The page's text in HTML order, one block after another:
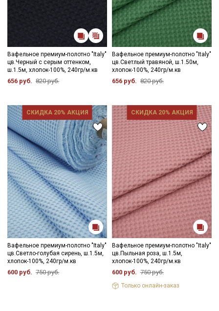
Вафельное премиум-полотно "Italy"
цв.Черный с серым оттенком,
ш.1.5м, хлопок-100%, 240гр/м.кв
656 руб. 820 руб.
Вафельное премиум-полотно "Italy"
цв.Светлый травяной, ш.1.50м,
хлопок-100%, 240гр/м.кв
656 руб. 820 руб.
СКИДКА 20% АКЦИЯ
Вафельное премиум-полотно "Italy"
цв.Светло-голубая сирень, ш.1.5м,
хлопок-100%, 240гр/м.кв
600 руб. 750 руб.
СКИДКА 20% АКЦИЯ
Вафельное премиум-полотно "Italy"
цв.Пыльная роза, ш.1.5м,
хлопок-100%, 240гр/м.кв
600 руб. 750 руб.
Только онлайн-заказ